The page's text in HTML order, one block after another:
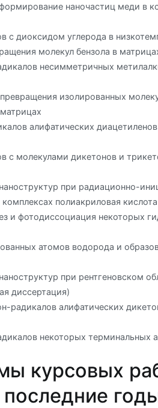
наночастиц меди в
с диоксидом углерода в
молекул бензола в
несимметричных
изолированных
алифатических
с молекулами дикетонов и
при радиационно-
полиакриловая
и фотодиссоциация некоторых
атомов водорода и
при рентгеновском
диссертация)
радикалов алифатических
некоторых терминальных
курсовых